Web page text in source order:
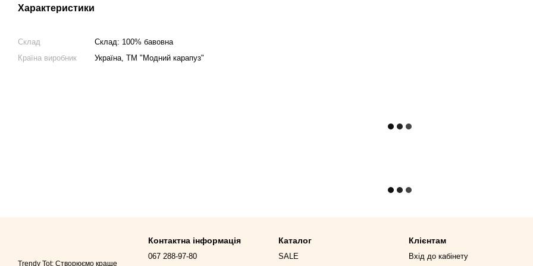
Характеристики
Склад
Склад: 100% бавовна
Країна виробник
Україна, ТМ "Модний карапуз"
Trendy Tot: Створюємо краще
Контактна інформація
067 288-97-80
Каталог
SALE
Клієнтам
Вхід до кабінету